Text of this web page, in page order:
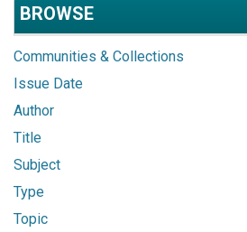
BROWSE
Communities & Collections
Issue Date
Author
Title
Subject
Type
Topic